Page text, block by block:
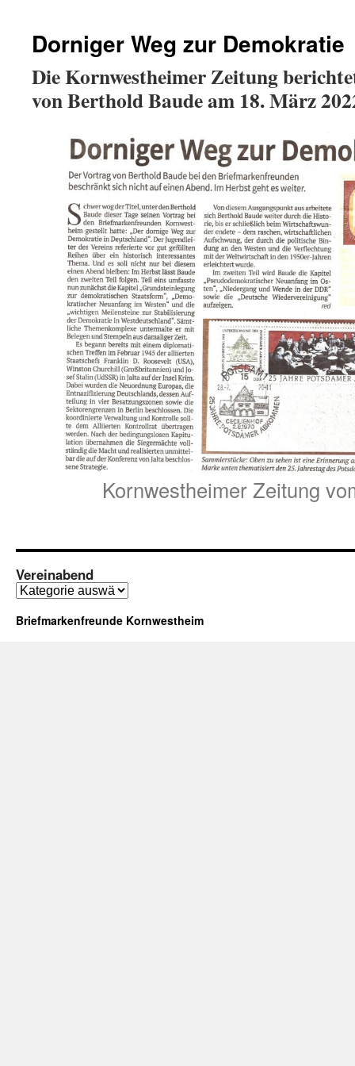
Dorniger Weg zur Demokratie
Die Kornwestheimer Zeitung
von Berthold Baude am 18. März
Kornwestheimer Zeitung
Vereinabend
Vereinabend
Briefmarkenfreunde Kornwestheim